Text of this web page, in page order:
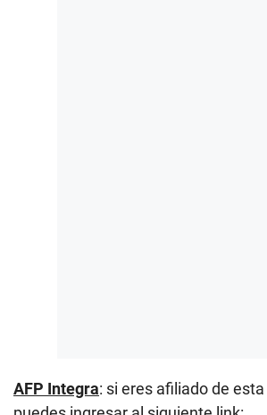
AFP Integra: si eres afiliado de